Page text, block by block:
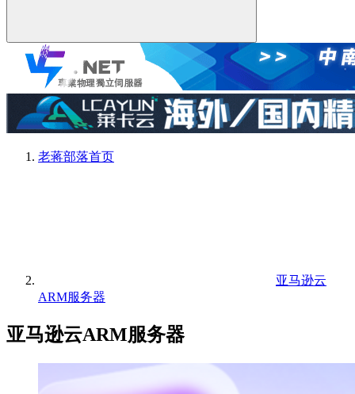
老蒋部落首页
亚马逊云
ARM服务器
亚马逊云ARM服务器